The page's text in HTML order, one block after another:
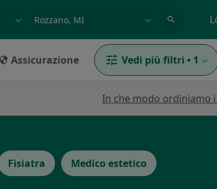
Assicurazione Vedi più filtri • 1
In che modo ordiniamo
Fisiatra Medico estetico